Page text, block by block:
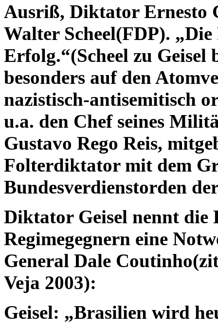
Ausriß, Diktator Ernesto
Walter Scheel(FDP).
Erfolg.“(Scheel zu Geisel
besonders auf den
nazistisch-antisemitisch
u.a. den Chef seines
Gustavo Rego Reis,
Folterdiktator mit dem
Bundesverdienstorden
Diktator Geisel nennt die
Regimegegnern eine
General Dale
Veja 2003):
Geisel: „Brasilien wird